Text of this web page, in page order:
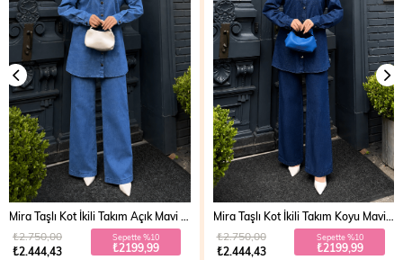
₺2.444,43
₺2.750,00 Sepette %10
₺2199,99
Mira Taşlı Kot İkili Takım Koyu Mavi 19286
₺2.444,43
₺2.750,00 Sepette %10
₺2199,99